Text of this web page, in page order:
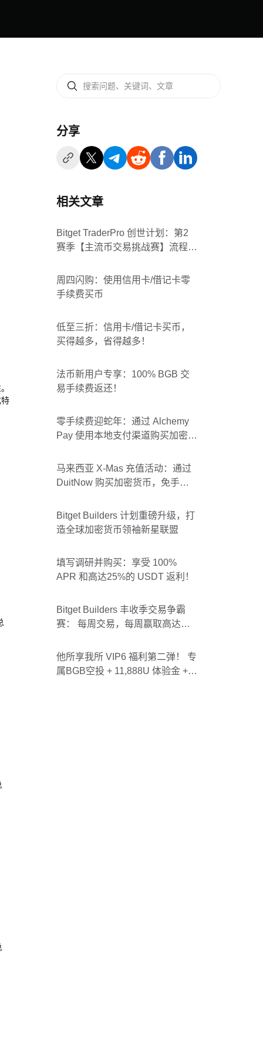
分享
相关文章
Bitget TraderPro 创世计划：第2
赛季【主流币交易挑战赛】流程及
周四闪购：使用信用卡/借记卡零
手续费买币
低至三折：信用卡/借记卡买币，
买得越多，省得越多！
法币新用户专享：100% BGB 交
易手续费返还！
零手续费迎蛇年：通过 Alchemy
Pay 使用本地支付渠道购买加密货
马来西亚 X-Mas 充值活动：通过
DuitNow 购买加密货币，免手续
Bitget Builders 计划重磅升级，打
造全球加密货币领袖新星联盟
填写调研并购买：享受 100%
APR 和高达25%的 USDT 返利！
Bitget Builders 丰收季交易争霸
赛： 每周交易，每周赢取高达
他所享我所 VIP6 福利第二弹！ 专
属BGB空投 + 11,888U 体验金 +